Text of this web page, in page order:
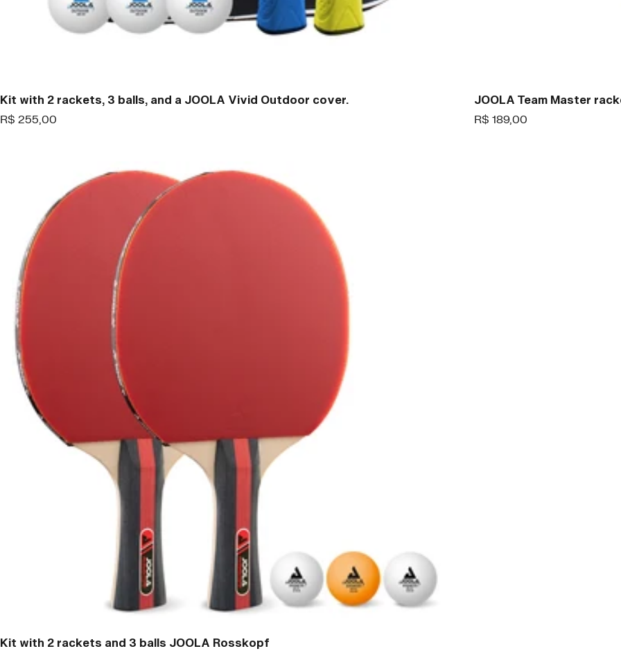
Kit with 2 rackets, 3 balls, and a JOOLA Vivid Outdoor cover.
Offer
R$ 255,00
JOOLA Team Master
Offer
R$ 189,00
Kit with 2 rackets and 3 balls JOOLA Rosskopf